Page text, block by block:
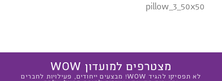
pillow_3_50x50
מצטרפים למועדון WOW
לא תפסיקו להגיד WOW! מבצעים ייחודים, פעילויות לחברים